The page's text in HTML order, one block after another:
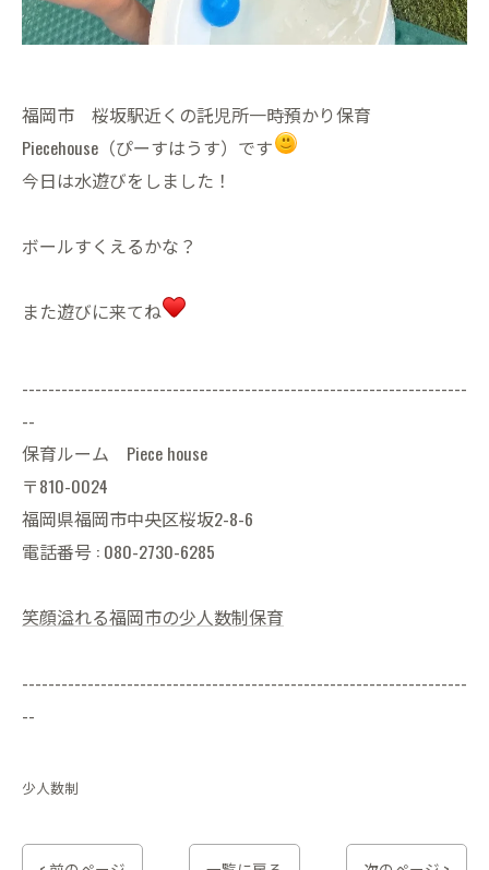
福岡市 桜坂駅近くの託児所一時預かり保育
Piecehouse（ぴーすはうす）です
今日は水遊びをしました！
ボールすくえるかな？
また遊びに来てね
--------------------------------------------------------------------
--
保育ルーム Piece house
〒810-0024
福岡県福岡市中央区桜坂2-8-6
電話番号 : 080-2730-6285
笑顔溢れる福岡市の少人数制保育
--------------------------------------------------------------------
--
少人数制